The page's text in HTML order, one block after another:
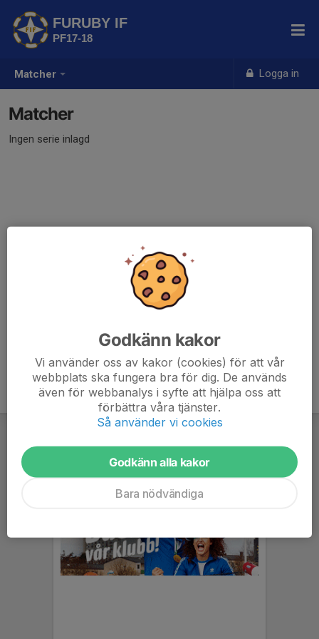
Matcher Logga in
FURUBY IF
PF17-18
Matcher
Ingen serie inlagd
Godkänn kakor
Vi använder oss av kakor (cookies) för att vår
webbplats ska fungera bra för dig. De används
även för webbanalys i syfte att hjälpa oss att
förbättra våra tjänster.
Så använder vi cookies
Godkänn alla kakor
Bara nödvändiga